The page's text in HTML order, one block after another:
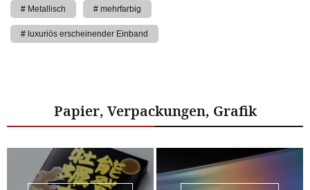
Metallisch mehrfarbig
luxuriös erscheinender Einband
Papier, Verpackungen, Grafik